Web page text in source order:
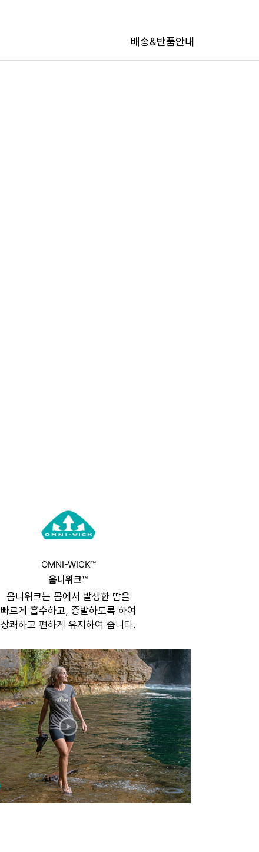
배송&반품안내
OMNI-WICK™
옴니위크™
옴니위크는 몸에서 발생한 땀을
빠르게 흡수하고, 증발하도록 하여
상쾌하고 편하게 유지하여 줍니다.